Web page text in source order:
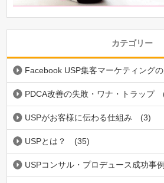
カテゴリー
Facebook USP集客マーケティング
PDCA改善の失敗・ワナ・トラップ
USPがお客様に伝わる仕組み (3)
USPとは？ (35)
USPコンサル・プロデュース成功事例